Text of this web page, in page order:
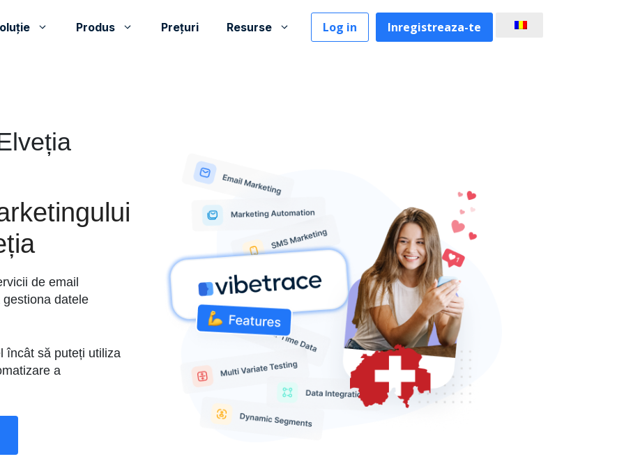
Produs Prețuri Resurse Log in Inregistreaza-te
de email
datele
încât să puteți utiliza
a